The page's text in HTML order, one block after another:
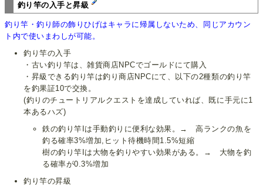
釣り竿の入手と昇級
釣り竿・釣り師の飾りひげはキャラに帰属しないため、同じアカウン
ト内で使いまわしが可能。
釣り竿の入手
・古い釣り竿は、雑貨商店NPCでゴールドにて購入
・昇級できる釣り竿は釣り商店NPCにて、以下の2種類の釣り竿
を釣果証10で交換。
(釣りのチュートリアルクエストを達成していれば、既に手元に1
本あるハズ)
鉄の釣り竿Iは手動釣りに便利な効果。→ 高ランクの魚を
釣る確率3%増加,ヒット待機時間1.5%短縮
樹の釣り竿Iは大物を釣りやすい効果がある。→ 大物を釣
る確率が0.3%増加
釣り竿の昇級